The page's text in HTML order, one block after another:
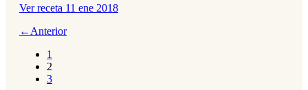
Ver receta 11 ene 2018
← Anterior
1
2
3